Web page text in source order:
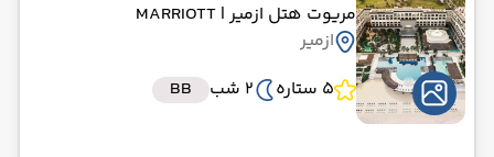
مریوت هتل ازمیر| MARRIOTT
ازمیر
5 ستاره
2 شب BB